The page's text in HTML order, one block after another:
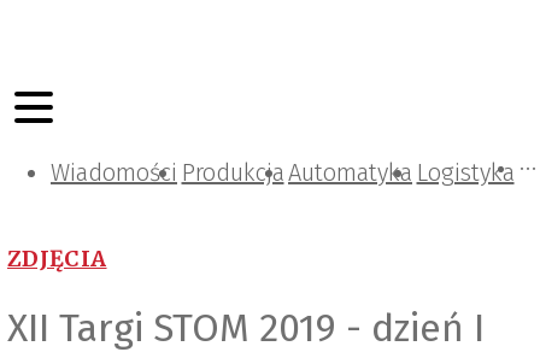
Wiadomości ProdukcjaAutomatyka Logistyka
Projektowanie i konstrukcje
Zarządzanie i IT
Tematy specjalne
ZDJĘCIA
XII Targi STOM 2019 - dzień I